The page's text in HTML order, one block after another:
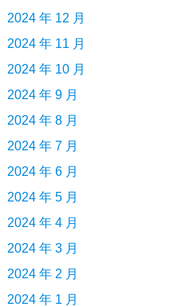
2024 年 12 月
2024 年 11 月
2024 年 10 月
2024 年 9 月
2024 年 8 月
2024 年 7 月
2024 年 6 月
2024 年 5 月
2024 年 4 月
2024 年 3 月
2024 年 2 月
2024 年 1 月